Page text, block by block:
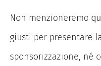
Non menzioneremo
giusti per presentare
sponsorizzazione, né